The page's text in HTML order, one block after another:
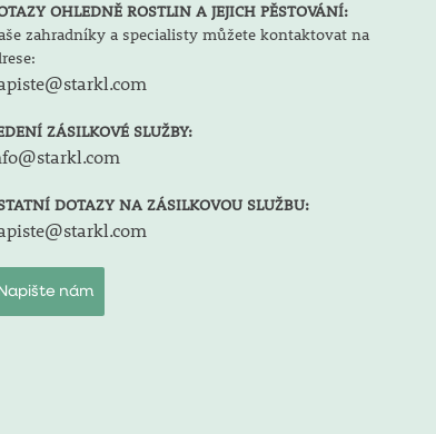
OHLEDNĚ ROSTLIN A JEJICH PĚSTOVÁNÍ:
zahradníky a specialisty můžete kontaktovat na
ZÁSILKOVÉ SLUŽBY:
DOTAZY NA ZÁSILKOVOU SLUŽBU:
Napište nám